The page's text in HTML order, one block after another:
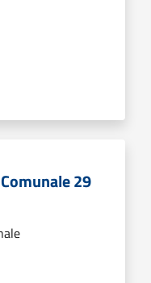
29